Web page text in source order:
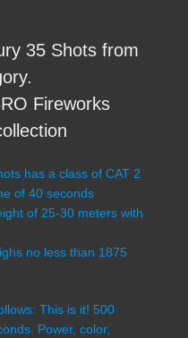
35 Shots from
Fireworks
has a class of CAT 2
of 40 seconds
of 25-30 meters with
no less than 1875
This is it! 500
Power, color,